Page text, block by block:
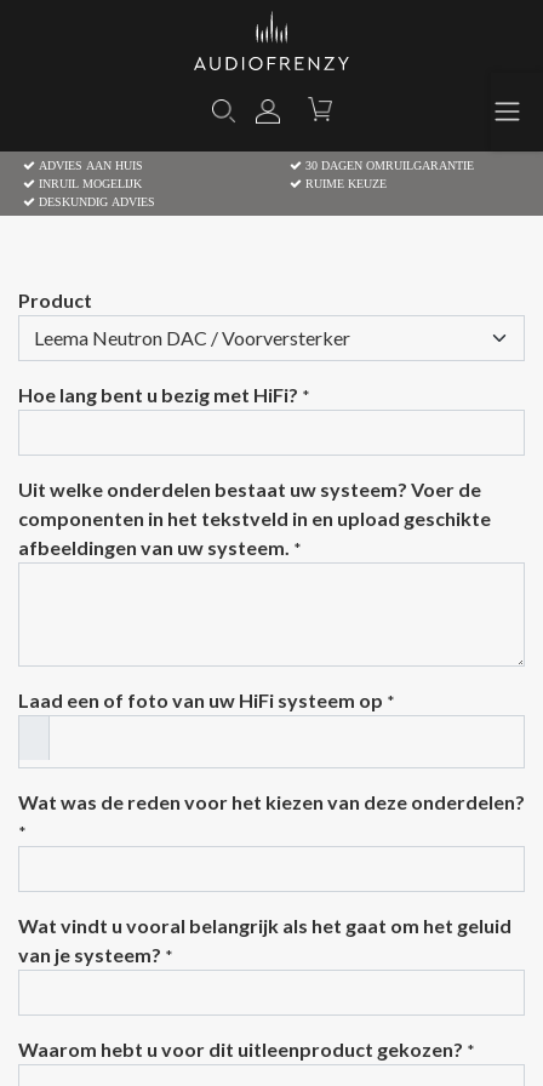
ADVIES AAN HUIS
30 DAGEN OMRUILGARANTIE
INRUIL MOGELIJK
RUIME KEUZE
DESKUNDIG ADVIES
Product
Hoe lang bent u bezig met HiFi? *
Uit welke onderdelen bestaat uw systeem? Voer de
componenten in het tekstveld in en upload geschikte
afbeeldingen van uw systeem. *
Laad een of foto van uw HiFi systeem op *
Wat was de reden voor het kiezen van deze onderdelen?
*
Wat vindt u vooral belangrijk als het gaat om het geluid
van je systeem? *
Waarom hebt u voor dit uitleenproduct gekozen? *